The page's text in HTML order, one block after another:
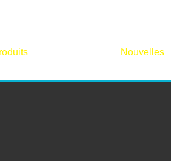
Nouvelles